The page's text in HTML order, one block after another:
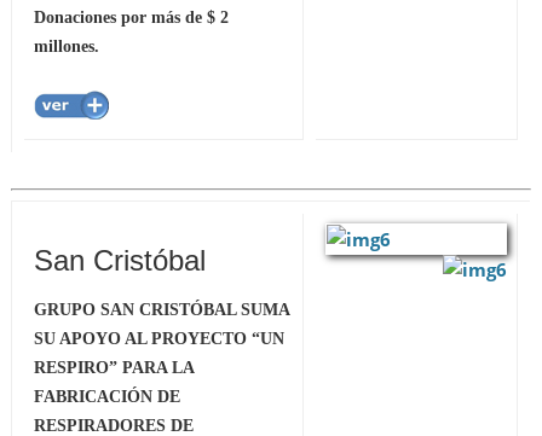
Donaciones por más de $ 2
millones.
San Cristóbal
GRUPO SAN CRISTÓBAL SUMA
SU APOYO AL PROYECTO “UN
RESPIRO” PARA LA
FABRICACIÓN DE
RESPIRADORES DE